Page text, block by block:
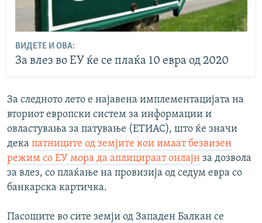
ВИДЕТЕ И ОВА:
За влез во ЕУ ќе се плаќа 10 евра од 2020
За следното лето е најавена имплементацијата на
вториот европски систем за информации и
овластувања за патување (ЕТИАС), што ќе значи
дека патниците од земјите кои имаат безвизен
режим со ЕУ мора да аплицираат онлајн за дозвола
за влез, со плаќање на провизија од седум евра со
банкарска картичка.
Пасошите во сите земји од Западен Балкан се